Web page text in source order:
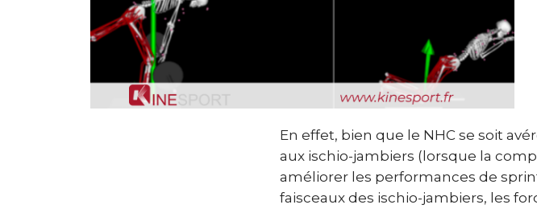
En effet, bien que le NHC se soit
aux ischio-jambiers (lorsque la
améliorer les performances de
faisceaux des ischio-jambiers, les